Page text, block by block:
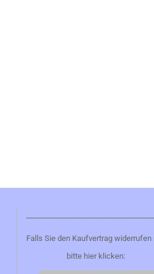
Falls Sie den Kaufvertrag widerrufen
bitte hier klicken: